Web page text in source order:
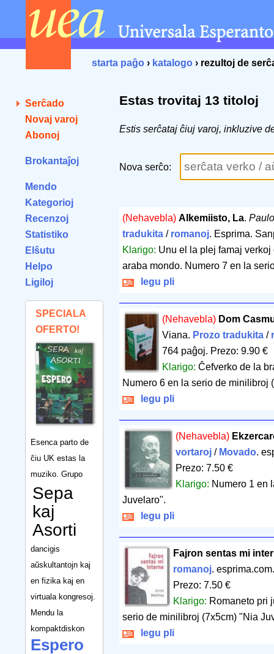
starta paĝo › katalogo › rezultoj de
Serĉado
Novaj varoj
Abonoj
Brokantaĵoj
Mendo
Kategorioj
Recenzoj
Statistiko
Elŝutu
Helpo
Ligiloj
SPECIALA
OFERTO!
Esenca parto de
ĉiu UK estas la
muziko. Grupo
Sepa
kaj
Asorti
dancigis
aŭskultantojn kaj
en fizika kaj en
virtuala kongresoj.
Mendu la
kompaktdiskon
Espero
Estas trovitaj 13 titoloj
Estis serĉataj ĉiuj varoj, inkluzive
Nova serĉo:
(Nehavebla) Alkemiisto, La.
tradukita / romanoj. Esprima.
Klarigo: Unu el la plej famaj
araba mondo. Numero 7 en la
legu pli
(Nehavebla) Dom
Viana. Prozo tradukita /
764 paĝoj. Prezo: 9.90 €
Klarigo: Ĉefverko de la
Numero 6 en la serio de minilibroj
legu pli
(Nehavebla)
vortaroj/ Movado.
Prezo: 7.50 €
Klarigo: Numero 1 en
Juvelaro".
legu pli
Fajron sentas mi
romanoj.
Prezo: 7.50 €
Klarigo: Romaneto pri
serio de minilibroj (7x5cm) "Nia
legu pli